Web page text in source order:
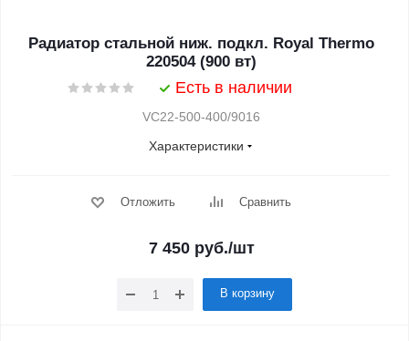
Радиатор стальной ниж. подкл. Royal Thermo
220504 (900 вт)
Есть в наличии
VC22-500-400/9016
Характеристики
Отложить Сравнить
7 450руб./шт
В корзину